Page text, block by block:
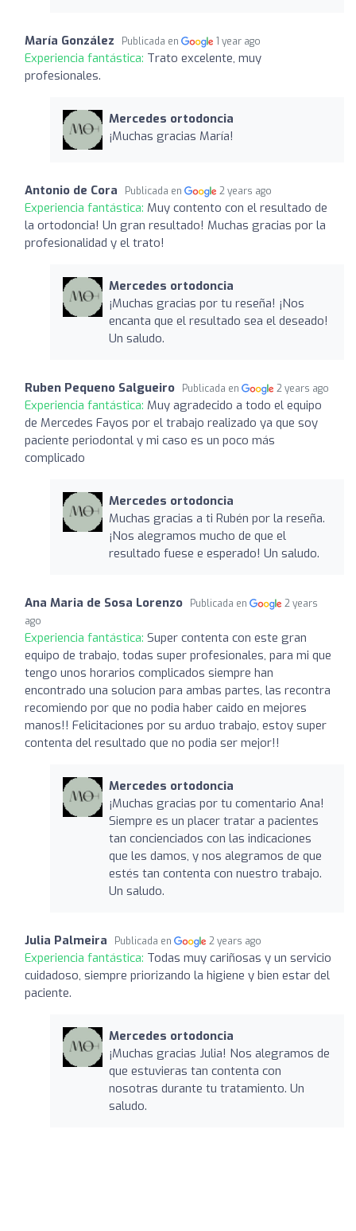
María González Publicada en 1 year ago
Experiencia fantástica: Trato excelente, muy
profesionales.
Mercedes ortodoncia
¡Muchas gracias María!
Antonio de Cora Publicada en 2 years ago
Experiencia fantástica: Muy contento con el resultado de
la ortodoncia! Un gran resultado! Muchas gracias por la
profesionalidad y el trato!
Mercedes ortodoncia
¡Muchas gracias por tu reseña! ¡Nos
encanta que el resultado sea el deseado!
Un saludo.
Ruben Pequeno Salgueiro Publicada en 2 years ago
Experiencia fantástica: Muy agradecido a todo el equipo
de Mercedes Fayos por el trabajo realizado ya que soy
paciente periodontal y mi caso es un poco más
complicado
Mercedes ortodoncia
Muchas gracias a ti Rubén por la reseña.
¡Nos alegramos mucho de que el
resultado fuese e esperado! Un saludo.
Ana Maria de Sosa Lorenzo Publicada en
2 years
ago
Experiencia fantástica: Super contenta con este gran
equipo de trabajo, todas super profesionales, para mi que
tengo unos horarios complicados siempre han
encontrado una solucion para ambas partes, las recontra
recomiendo por que no podia haber caido en mejores
manos!! Felicitaciones por su arduo trabajo, estoy super
contenta del resultado que no podia ser mejor!!
Mercedes ortodoncia
¡Muchas gracias por tu comentario Ana!
Siempre es un placer tratar a pacientes
tan concienciados con las indicaciones
que les damos, y nos alegramos de que
estés tan contenta con nuestro trabajo.
Un saludo.
Julia Palmeira Publicada en 2 years ago
Experiencia fantástica: Todas muy cariñosas y un servicio
cuidadoso, siempre priorizando la higiene y bien estar del
paciente.
Mercedes ortodoncia
¡Muchas gracias Julia! Nos alegramos de
que estuvieras tan contenta con
nosotras durante tu tratamiento. Un
saludo.